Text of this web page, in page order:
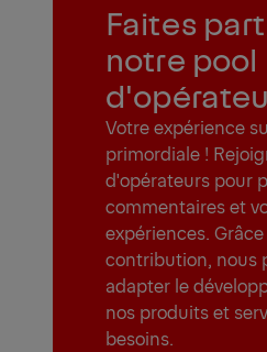
Faites
notre pool
Votre expérience
primordiale !
d'opérateurs pour
commentaires et
expériences.
contribution, nous
adapter le
nos produits et
besoins.